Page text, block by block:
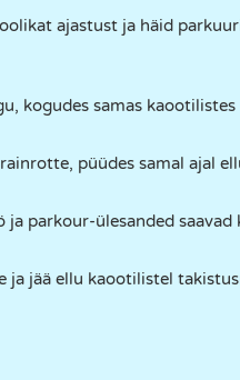
ajastust ja häid
kogudes samas kaootilistes
püüdes samal ajal
parkour-ülesanded saavad
ja jää ellu kaootilistel